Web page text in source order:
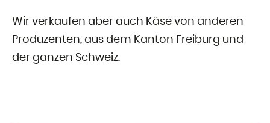
Wir verkaufen aber auch Käse von anderen
Produzenten, aus dem Kanton Freiburg und
der ganzen Schweiz.